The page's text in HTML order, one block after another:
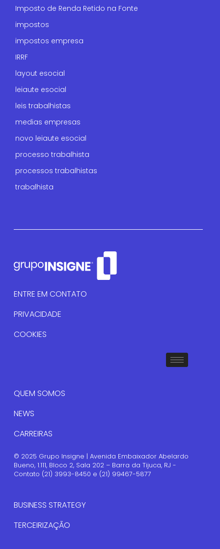
Imposto de Renda Retido na Fonte
impostos
impostos empresa
IRRF
layout esocial
leiaute esocial
leis trabalhistas
medias empresas
novo leiaute esocial
processo trabalhista
processos trabalhistas
trabalhista
ENTRE EM CONTATO
PRIVACIDADE
COOKIES
QUEM SOMOS
NEWS
CARREIRAS
© 2025 Grupo Insigne | Avenida Embaixador Abelardo
Bueno, 1.111, Bloco 2, Sala 202 – Barra da Tijuca, RJ -
Contato (21) 3993-8450 e (21) 99467-5877
BUSINESS STRATEGY
TERCEIRIZAÇÃO